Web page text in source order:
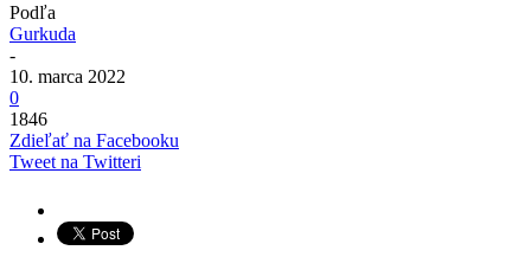
Podľa
Gurkuda
-
10. marca 2022
0
1846
Zdieľať na Facebooku
Tweet na Twitteri